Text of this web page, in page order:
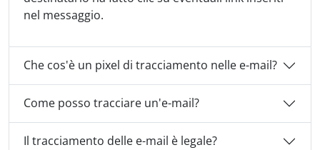
nel messaggio.
Che cos'è un pixel di tracciamento nelle e-mail?
Come posso tracciare un'e-mail?
Il tracciamento delle e-mail è legale?